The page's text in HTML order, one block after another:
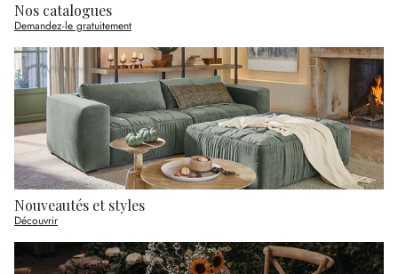
Nos catalogues
Demandez-le gratuitement
Nouveautés et styles
Découvrir